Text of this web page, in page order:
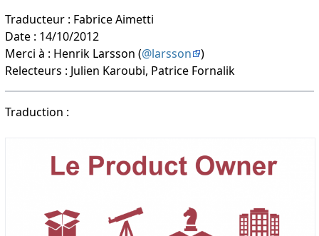
Traducteur : Fabrice Aimetti
Date : 14/10/2012
Merci à : Henrik Larsson (@larsson
)
Relecteurs : Julien Karoubi, Patrice Fornalik
Traduction :